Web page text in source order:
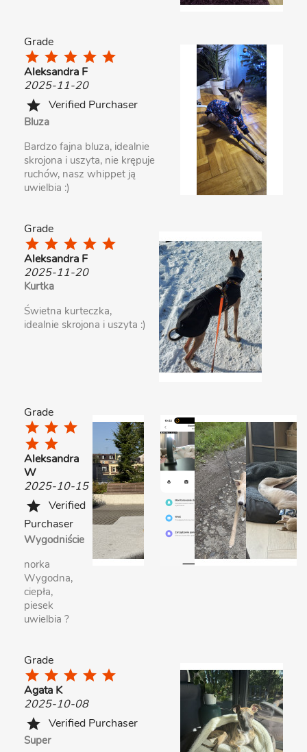
Grade
star star star star star
Aleksandra F
2025-11-20
star Verified Purchaser
Bluza
Bardzo fajna bluza, idealnie
skrojona i uszyta, nie krępuje
ruchów, nasz whippet ją
uwielbia :)
Grade
star star star star star
Aleksandra F
2025-11-20
Kurtka
Świetna kurteczka,
idealnie skrojona i uszyta :)
Grade
star star star
star star
Aleksandra
W
2025-10-15
star Verified
Purchaser
Wygodniście
norka
Wygodna,
ciepła,
piesek
uwielbia ?
Grade
star star star star star
Agata K
2025-10-08
star Verified Purchaser
Super